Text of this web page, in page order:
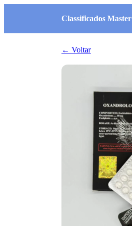
Classificados Master
← Voltar